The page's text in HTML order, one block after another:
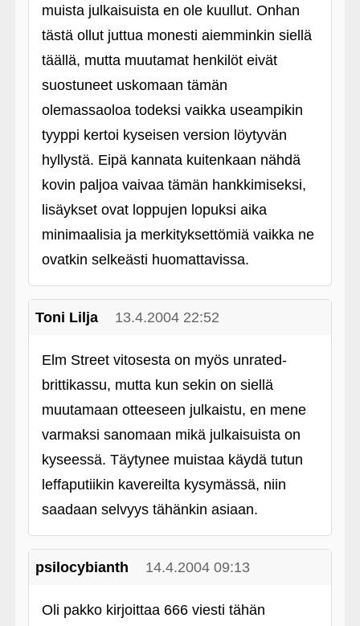
muista julkaisuista en ole kuullut. Onhan
tästä ollut juttua monesti aiemminkin siellä
täällä, mutta muutamat henkilöt eivät
suostuneet uskomaan tämän
olemassaoloa todeksi vaikka useampikin
tyyppi kertoi kyseisen version löytyvän
hyllystä. Eipä kannata kuitenkaan nähdä
kovin paljoa vaivaa tämän hankkimiseksi,
lisäykset ovat loppujen lopuksi aika
minimaalisia ja merkityksettömiä vaikka ne
ovatkin selkeästi huomattavissa.
Toni Lilja 13.4.2004 22:52
Elm Street vitosesta on myös unrated-
brittikassu, mutta kun sekin on siellä
muutamaan otteeseen julkaistu, en mene
varmaksi sanomaan mikä julkaisuista on
kyseessä. Täytynee muistaa käydä tutun
leffaputiikin kavereilta kysymässä, niin
saadaan selvyys tähänkin asiaan.
psilocybianth 14.4.2004 09:13
Oli pakko kirjoittaa 666 viesti tähän